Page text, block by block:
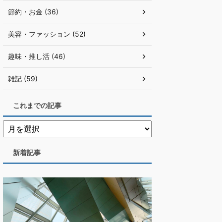
節約・お金 (36)
美容・ファッション (52)
趣味・推し活 (46)
雑記 (59)
これまでの記事
新着記事